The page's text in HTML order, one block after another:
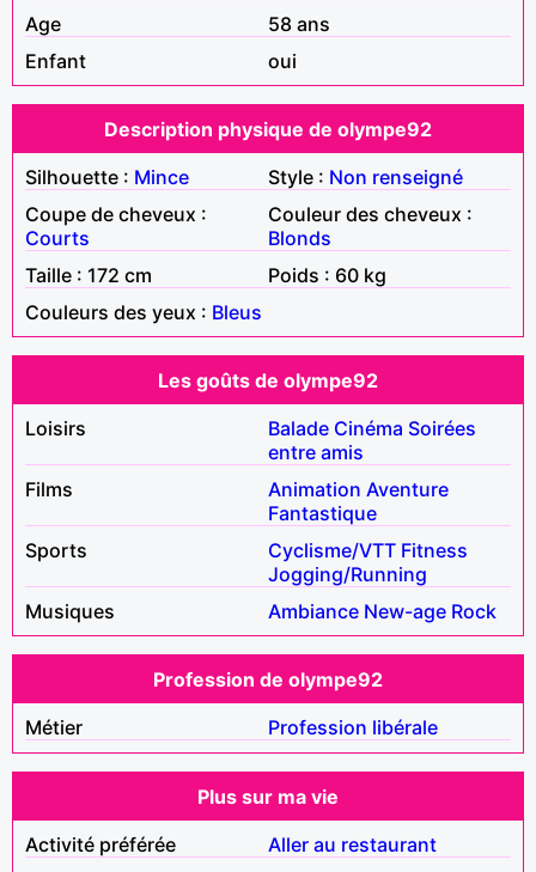
Age
58 ans
Enfant
oui
Description physique de olympe92
Silhouette : Mince Style : Non renseigné
Coupe de cheveux :
Courts
Couleur des cheveux :
Blonds
Taille : 172 cm
Poids : 60 kg
Couleurs des yeux : Bleus
Les goûts de olympe92
Loisirs
Balade Cinéma Soirées
entre amis
Films
Animation Aventure
Fantastique
Sports
Cyclisme/VTT Fitness
Jogging/Running
Musiques
Ambiance New-age Rock
Profession de olympe92
Métier
Profession libérale
Plus sur ma vie
Activité préférée
Aller au restaurant